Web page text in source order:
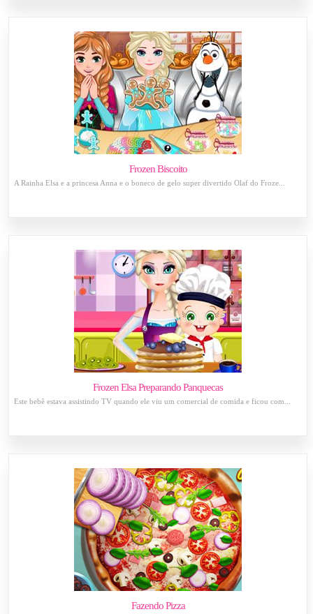
Frozen Biscoito
A Rainha Elsa e a princesa Anna e o boneco de gelo super divertido Olaf do Froze...
Frozen Elsa Preparando Panquecas
Este bebê estava assistindo TV quando ele viu um comercial de comida e ficou com...
Fazendo Pizza